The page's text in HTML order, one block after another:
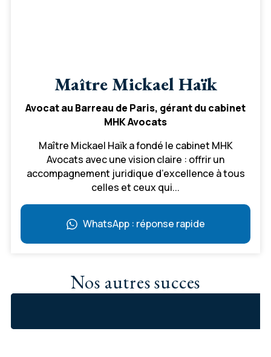
Maître Mickael Haïk
Avocat au Barreau de Paris, gérant du cabinet
MHK Avocats
Maître Mickael Haïk a fondé le cabinet MHK
Avocats avec une vision claire : offrir un
accompagnement juridique d’excellence à tous
celles et ceux qui...
WhatsApp : réponse rapide
Nos autres succes